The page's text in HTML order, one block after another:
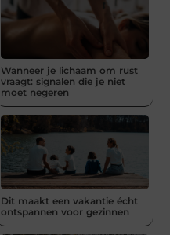
Wanneer je lichaam om rust
vraagt: signalen die je niet
moet negeren
Dit maakt een vakantie écht
ontspannen voor gezinnen